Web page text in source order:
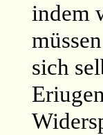
indem
sich